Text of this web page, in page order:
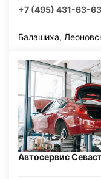
+7 (495) 431-63-63
Балашиха,
Автосервис